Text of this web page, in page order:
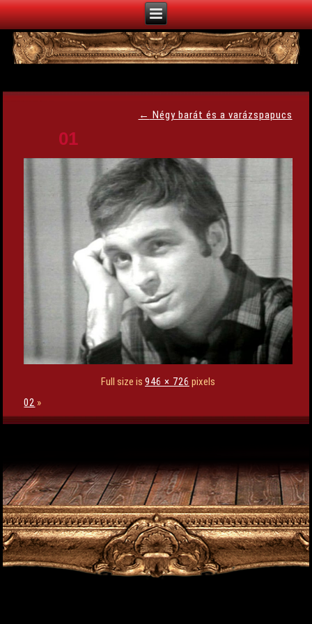
← Négy barát és a varázspapucs
01
Full size is 946 × 726 pixels
02 »